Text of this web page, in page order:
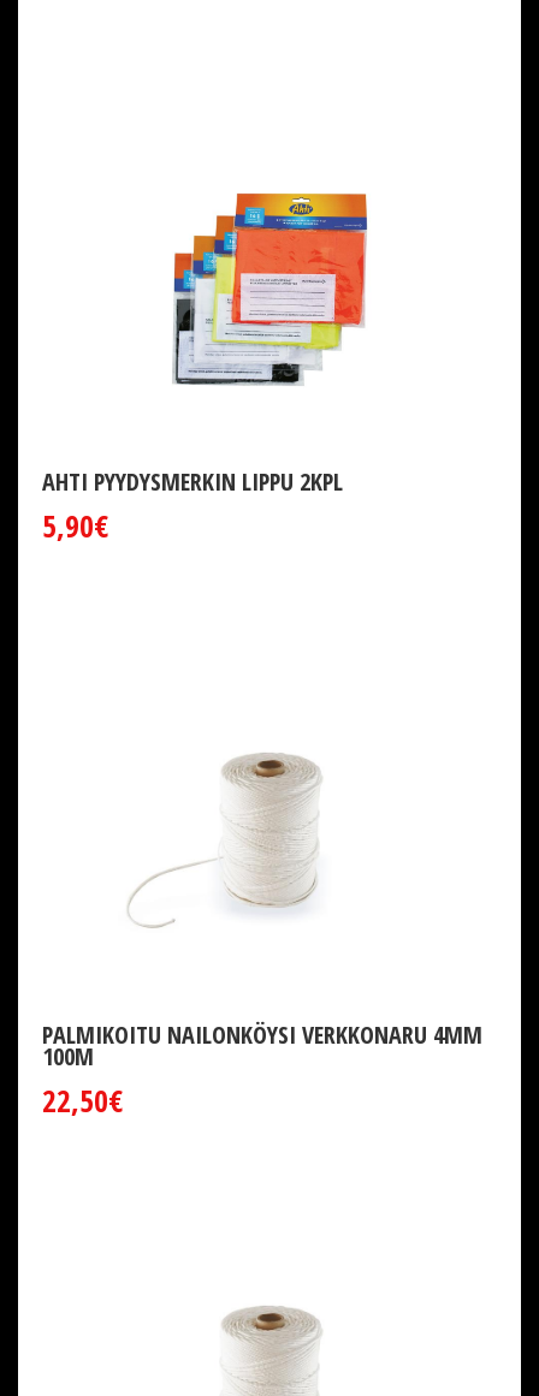
AHTI PYYDYSMERKIN LIPPU 2KPL
5,90€
PALMIKOITU NAILONKÖYSI VERKKONARU 4MM
100M
22,50€